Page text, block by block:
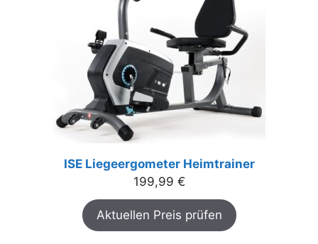
ISE Liegeergometer Heimtrainer
199,99 €
Aktuellen Preis prüfen